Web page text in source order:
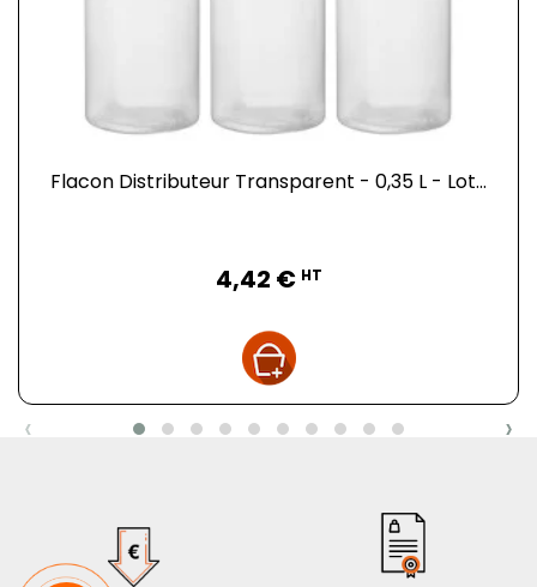
Flacon Distributeur Transparent - 0,35 L - Lot...
4,42 € HT
‹ ›